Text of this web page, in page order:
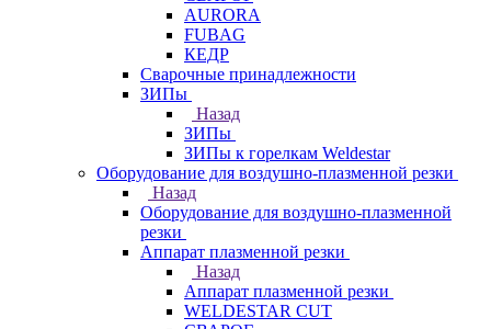
AURORA
FUBAG
КЕДР
Сварочные принадлежности
ЗИПы
Назад
ЗИПы
ЗИПы к горелкам Weldestar
Оборудование для воздушно-плазменной резки
Назад
Оборудование для воздушно-плазменной
резки
Аппарат плазменной резки
Назад
Аппарат плазменной резки
WELDESTAR CUT